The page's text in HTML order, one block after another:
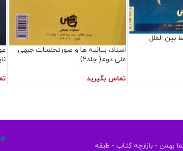
بین الملل
اسناد، بیانیه ها و صورتجلسات جبهی
ملی دوم( جلد2)
تماس بگیرید
بهمن - بازارچه کتاب - طبقه